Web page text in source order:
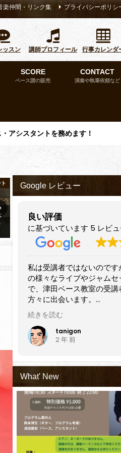
楽仲間・リンク集 プライバシーポリシ
ッスン 講師プロフィール 行事カレンダ
SCORE
ベース譜の販売
CONTACT
演奏や執筆依頼など
アシスタントを務めます！
ニュースサイト 京橋経済新聞に
掲載されました。
2020年7月17日
Google レビュー
良い評価
に基づいています 5 レビ
すばらしいベーシストです
プレイヤーのみならず長き
て講師として活躍されてい
近隣でベースを始めてみよ
方はもちろん、すでにある
るけどさらにステップアッ
方にもぜひおすすめしたい
思います。
続きを読む
黒田雅之
2 年 前
What' New